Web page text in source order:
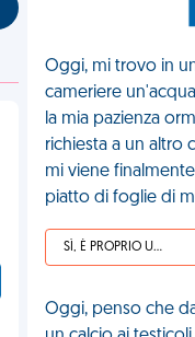
Oggi, mi trovo in
cameriere
la mia pazienza
richiesta a un altro
mi viene
piatto di foglie di
SÌ, È PROPRIO UNA VDM!
Oggi, penso che